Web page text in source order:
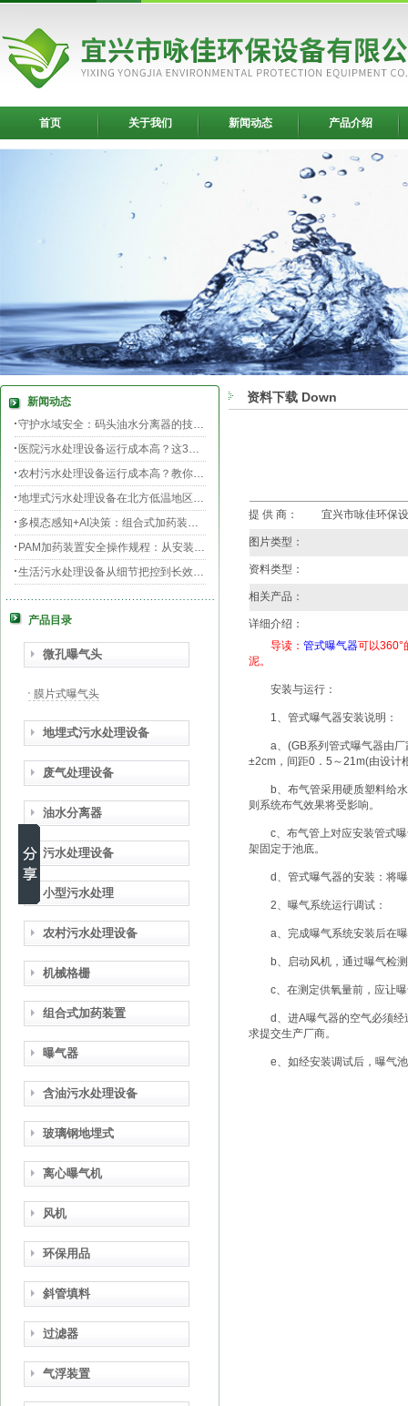
首页 关于我们 新闻动态 产品介绍
新闻动态
守护水域安全：码头油水分离器的技术升级与效能提升
医院污水处理设备运行成本高？这3个环节最烧钱
农村污水处理设备运行成本高？教你三招轻松降低运维费用！
地埋式污水处理设备在北方低温地区的运行稳定性：挑战与对策
多模态感知+AI决策：组合式加药装置的智能运维新范式
PAM加药装置安全操作规程：从安装到运维的全流程规范
生活污水处理设备从细节把控到长效运行的全流程指南
膜片曝气器安装指南，从池底准备到运行测试
PAC加药装置工业水处理的“化学魔法师”
产品目录
微孔曝气头
膜片式曝气头
地埋式污水处理设备
废气处理设备
油水分离器
污水处理设备
小型污水处理
农村污水处理设备
机械格栅
组合式加药装置
曝气器
含油污水处理设备
玻璃钢地埋式
离心曝气机
风机
环保用品
斜管填料
过滤器
气浮装置
资料下载 Down
提 供 商： 宜兴市咏佳环保
图片类型：
资料类型：
相关产品：
详细介绍：
导读：管式曝气器可以360°
泥。
安装与运行：
1、管式曝气器安装说明：
a、(GB系列管式曝气器由厂
±2cm，间距0．5～21m(由设计
b、布气管采用硬质塑料给水
则系统布气效果将受影响。
c、布气管上对应安装管式曝
架固定于池底。
d、管式曝气器的安装：将曝
2、曝气系统运行调试：
a、完成曝气系统安装后在曝
b、启动风机，通过曝气检测
c、在测定供氧量前，应让曝
d、进A曝气器的空气必须经
求提交生产厂商。
e、如经安装调试后，曝气池